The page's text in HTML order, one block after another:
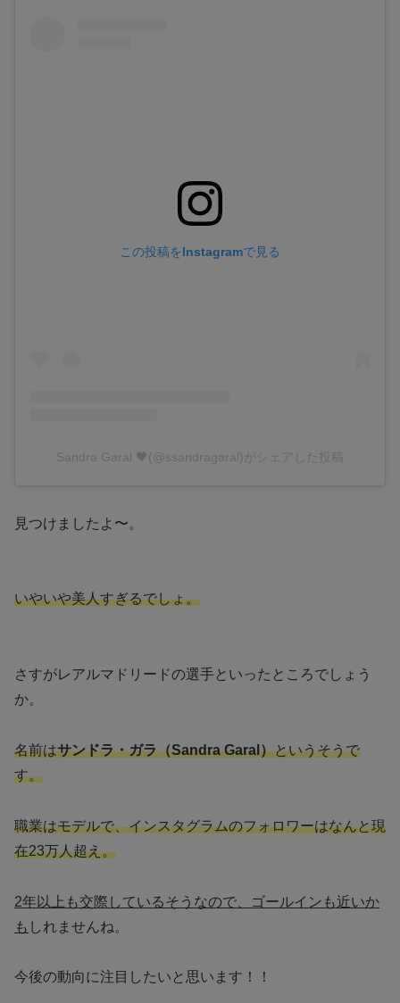
この投稿をInstagramで見る
Sandra Garal 🖤(@ssandragaral)がシェアした投稿
見つけましたよ〜。
いやいや美人すぎるでしょ。
さすがレアルマドリードの選手といったところでしょう
か。
名前はサンドラ・ガラ（Sandra Garal）というそうで
す。
職業はモデルで、インスタグラムのフォロワーはなんと現
在23万人超え。
2年以上も交際しているそうなので、ゴールインも近いか
も しれませんね。
今後の動向に注目したいと思います！！